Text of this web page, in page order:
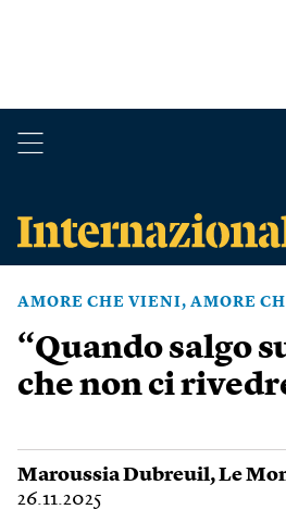
AMORE CHE VIENI, AMORE
“Quando salgo
che non ci
Maroussia Dubreuil,Le
26.11.2025